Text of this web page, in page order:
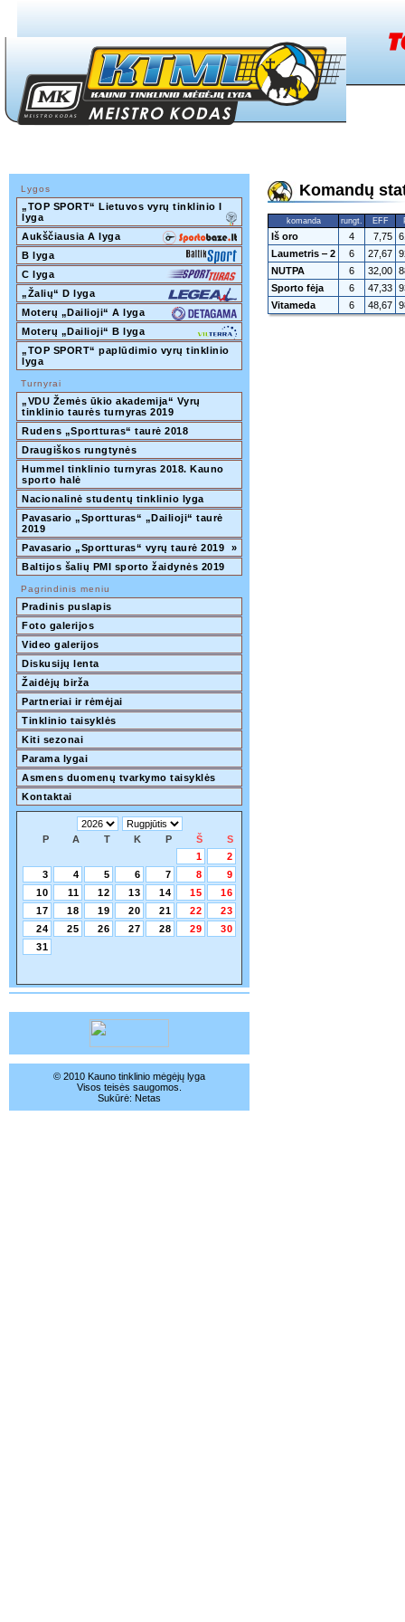
Lygos
„TOP SPORT“ Lietuvos vyrų tinklinio I
lyga
Aukščiausia A lyga
B lyga
C lyga
„Žalių“ D lyga
Moterų „Dailioji“ A lyga
Moterų „Dailioji“ B lyga
„TOP SPORT“ paplūdimio vyrų tinklinio
lyga
Turnyrai
„VDU Žemės ūkio akademija“ Vyrų
tinklinio taurės turnyras 2019
Rudens „Sportturas“ taurė 2018
Draugiškos rungtynės
Hummel tinklinio turnyras 2018. Kauno
sporto halė
Nacionalinė studentų tinklinio lyga
Pavasario „Sportturas“ „Dailioji“ taurė
2019
Pavasario „Sportturas“ vyrų taurė 2019
»
Baltijos šalių PMI sporto žaidynės 2019
Pagrindinis meniu
Pradinis puslapis
Foto galerijos
Video galerijos
Diskusijų lenta
Žaidėjų birža
Partneriai ir rėmėjai
Tinklinio taisyklės
Kiti sezonai
Parama lygai
Asmens duomenų tvarkymo taisyklės
Kontaktai
P A T K P Š
S
1
2
3
4 5 6 7 8
9
10
11 12 13 14 15
16
17
18 19 20 21 22
23
24
25 26 27 28 29
30
31
© 2010 Kauno tinklinio mėgėjų lyga
Visos teisės saugomos.
Sukūrė: Netas
Komandų
komanda rungt. EFF
Iš oro 4 7,75
Laumetris ‒ 2
6 27,67
NUTPA
6 32,00
Sporto fėja
6 47,33
Vitameda
6 48,67